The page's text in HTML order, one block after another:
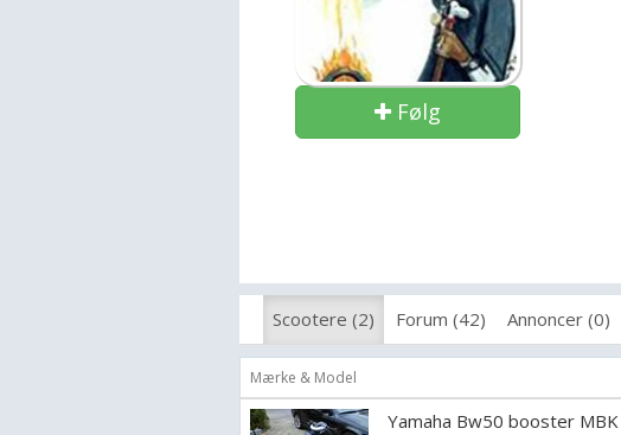
Følg
Scootere (2) Forum (42) Annoncer (0)
Mærke & Model
Yamaha Bw50 booster MBK